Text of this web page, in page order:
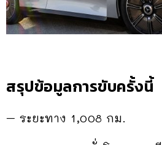
สรุปข้อมูลการขับครั้งนี้
– ระยะทาง 1,008 กม.